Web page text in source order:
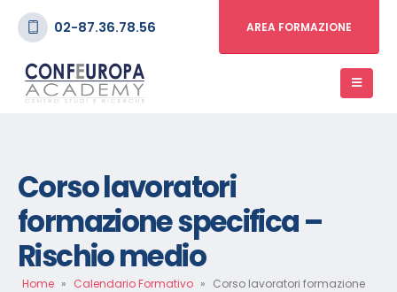
02-87.36.78.56 AREA FORMAZIONE
Corso lavoratori
formazione specifica –
Rischio medio
Home » Calendario Formativo » Corso lavoratori formazione